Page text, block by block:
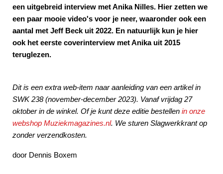
een uitgebreid interview met Anika Nilles. Hier zetten we
een paar mooie video's voor je neer, waaronder ook een
aantal met Jeff Beck uit 2022. En natuurlijk kun je hier
ook het eerste coverinterview met Anika uit 2015
teruglezen.
Dit is een extra web-item naar aanleiding van een artikelin
SWK 238 (november-december 2023). Vanaf vrijdag 27
oktober in de winkel. Of je kunt deze editie bestellen in onze
webshop Muziekmagazines.nl. We sturen Slagwerkkrant op
zonder verzendkosten.
door Dennis Boxem